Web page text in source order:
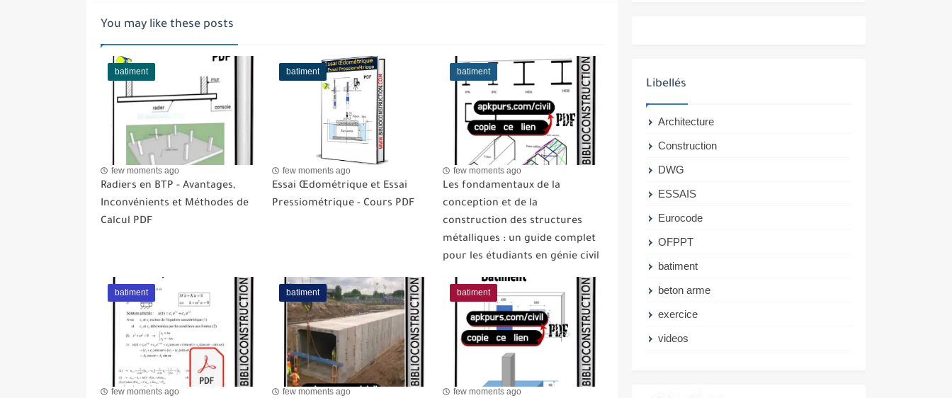
You may like these posts
batiment
few moments ago
Radiers en BTP - Avantages,
Inconvénients et Méthodes de
Calcul PDF
batiment
few moments ago
Essai Œdométrique et Essai
Pressiométrique - Cours PDF
batiment
few moments ago
Les fondamentaux de la
conception et de la
construction des structures
métalliques : un guide complet
pour les étudiants en génie civil
batiment
few moments ago
batiment
few moments ago
batiment
few moments ago
Libellés
Architecture
Construction
DWG
ESSAIS
Eurocode
OFPPT
batiment
beton arme
exercice
videos